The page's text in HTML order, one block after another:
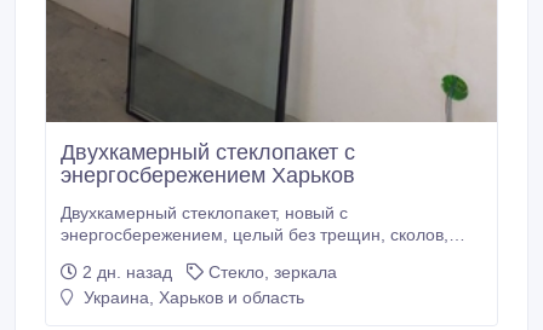
Двухкамерный стеклопакет с
энергосбережением Харьков
Двухкамерный стеклопакет, новый с
энергосбережением, целый без трещин, сколов,
стекло, есть раковинки от ожога грунтовкой).
2 дн. назад
Стекло, зеркала
Украина, Харьков и область